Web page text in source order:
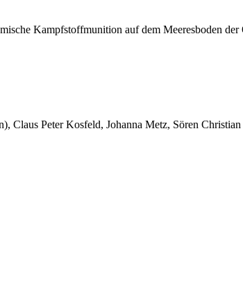
Kampfstoffmunition auf dem Meeresboden der
Claus Peter Kosfeld, Johanna Metz, Sören